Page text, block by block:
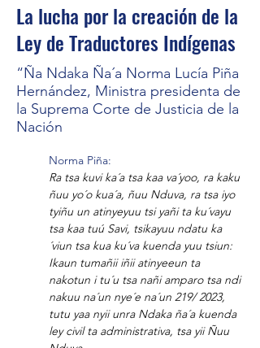
La lucha por la creación de la
Ley de Traductores Indígenas
“Ña Ndaka Ña´a Norma Lucía Piña
Hernández, Ministra presidenta de
la Suprema Corte de Justicia de la
Nación
Norma Piña:
Ra tsa kuvi ka´a tsa kaa va´yoo, ra kaku
ñuu yo´o kua´a, ñuu Nduva, ra tsa iyo
tyiñu un atinyeyuu tsi yañi ta ku´vayu
tsa kaa tuú Savi, tsikayuu ndatu ka
´viun tsa kua ku´va kuenda yuu tsiun:
Ikaun tumañii iñii atinyeeun ta
nakotun i tu´u tsa nañi amparo tsa ndi
nakuu na´un nye´e na´un 219/ 2023,
tutu yaa nyii unra Ndaka ña´a kuenda
ley civil ta administrativa, tsa yii Ñuu